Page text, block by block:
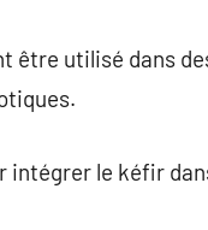
être utilisé dans
intégrer le kéfir